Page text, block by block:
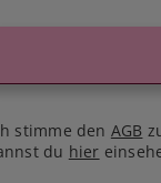
stimme den AGB
du hier